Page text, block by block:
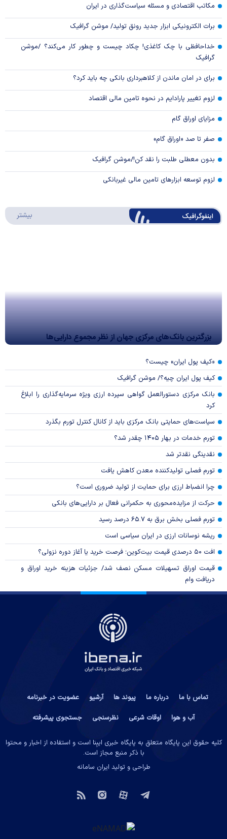
مکاتب اقتصادی و مسئله سیاست‌گذاری در ایران
برات الکترونیکی ابزار جدید رونق تولید/ موشن گرافیک
خداحافظی با چک کاغذی! چکاد چیست و چطور کار می‌کند؟ /موشن
گرافیک
برای در امان ماندن از کلاهبرداری بانکی چه باید کرد؟
لزوم تغییر پارادایم در نحوه تامین مالی اقتصاد
مزایای اوراق گام
صفر تا صد «اوراق گام»
بدون معطلی طلبت را نقد کن!/موشن گرافیک
لزوم توسعه ابزارهای تامین مالی غیربانکی
اینفوگرافیک بیشتر
بزرگترین بانک‌های مرکزی جهان از نظر مجموع دارایی‌ها
«کیف پول ایران» چیست؟
کیف پول ایران چیه؟/ موشن گرافیک
بانک مرکزی دستورالعمل گواهی سپرده ارزی ویژه سرمایه‌گذاری را ابلاغ
کرد
سیاست‌های حمایتی بانک مرکزی باید از کانال کنترل تورم بگذرد
تورم خدمات در بهار ۱۴۰۵ چقدر شد؟
نقدینگی نقدتر شد
تورم فصلی تولیدکننده معدن کاهش یافت
چرا انضباط ارزی برای حمایت از تولید ضروری است؟
حرکت از مزایده‌محوری به حکمرانی فعال بر دارایی‌های بانکی
تورم فصلی بخش برق به ۶۵.۷ درصد رسید
ریشه نوسانات ارزی در ایران سیاسی است
افت ۵۰ درصدی قیمت بیت‌کوین؛ فرصت خرید یا آغاز دوره نزولی؟
قیمت اوراق تسهیلات مسکن نصف شد/ جزئیات هزینه خرید اوراق و
دریافت وام
تماس با ما درباره ما پیوند ها آرشیو
عضویت در خبرنامه
آب و هوا
اوقات شرعی نظرسنجی جستجوی پیشرفته
کلیه حقوق این پایگاه متعلق به پایگاه خبری ایبِنا است و استفاده از اخبار و محتوا
با ذکر منبع مجاز است.
طراحی و تولید ایران سامانه